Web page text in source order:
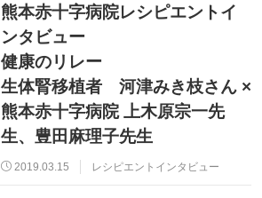
熊本赤十字病院レシピエントイ
ンタビュー
健康のリレー
生体腎移植者 河津みき枝さん ×
熊本赤十字病院 上木原宗一先
生、豊田麻理子先生
2019.03.15 レシピエントインタビュー